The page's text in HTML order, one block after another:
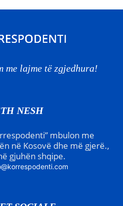
me lajme të zgjedhura!
NESH
mbulon me
në Kosovë dhe më gjerë.,
gjuhën shqipe.